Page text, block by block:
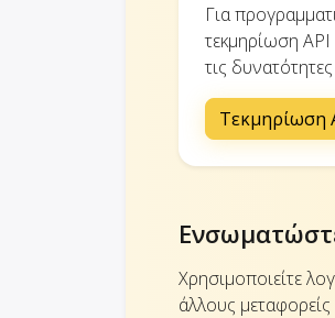
Για
τεκμηρίωση
τις
Τεκμηρίωση
Χρησιμοποιείτε
άλλους